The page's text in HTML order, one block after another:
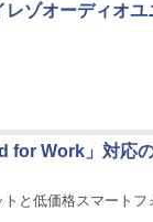
レゾオーディオ
for Work」対応
トと低価格スマート